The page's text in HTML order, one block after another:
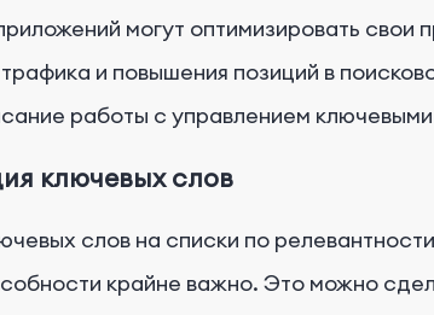
могут оптимизировать свои
трафика и повышения позиций в
работы с управлением
ключевых слов
слов на списки по
крайне важно. Это можно